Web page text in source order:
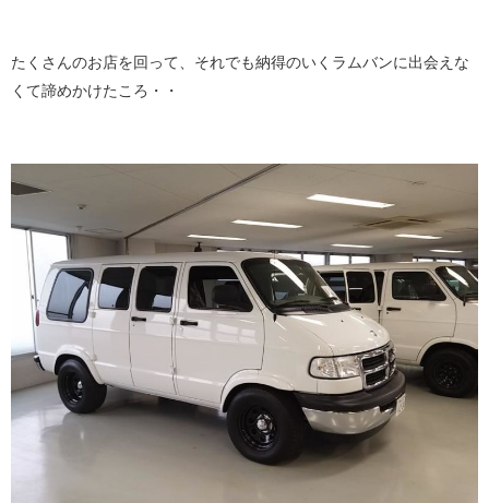
たくさんのお店を回って、それでも納得のいくラムバンに出会えな
くて諦めかけたころ・・